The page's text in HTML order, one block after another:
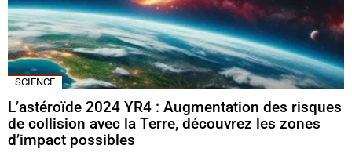
SCIENCE
L’astéroïde 2024 YR4 : Augmentation des risques
de collision avec la Terre, découvrez les zones
d’impact possibles